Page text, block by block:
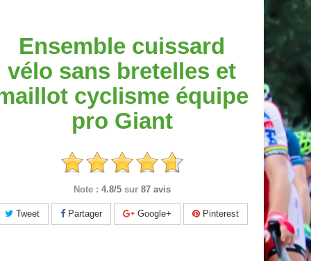
Ensemble cuissard
vélo sans bretelles et
cyclisme équipe
pro Giant
Note : 4.8/5 sur 87 avis
Tweet Partager Google+ Pinterest